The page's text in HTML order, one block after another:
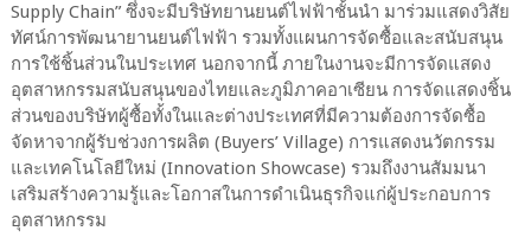
Supply Chain” ซึ่งจะมีบริษัทยานยนต์ไฟฟ้าชั้นนำ มาร่วมแสดงวิสัย
ทัศน์การพัฒนายานยนต์ไฟฟ้า รวมทั้งแผนการจัดซื้อและสนับสนุน
การใช้ชิ้นส่วนในประเทศ นอกจากนี้ ภายในงานจะมีการจัดแสดง
อุตสาหกรรมสนับสนุนของไทยและภูมิภาคอาเซียน การจัดแสดงชิ้น
ส่วนของบริษัทผู้ซื้อทั้งในและต่างประเทศที่มีความต้องการจัดซื้อ
จัดหาจากผู้รับช่วงการผลิต (Buyers’ Village) การแสดงนวัตกรรม
และเทคโนโลยีใหม่ (Innovation Showcase) รวมถึงงานสัมมนา
เสริมสร้างความรู้และโอกาสในการดำเนินธุรกิจแก่ผู้ประกอบการ
อุตสาหกรรม